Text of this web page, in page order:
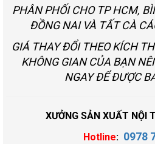
PHÂN PHỐI CHO TP HCM,
ĐỒNG NAI VÀ TẤT CÀ
GIÁ THAY ĐỔI THEO KÍCH
KHÔNG GIAN CỦA BẠN
NGAY ĐỂ ĐƯỢC
XƯỞNG SẢN XUẤT NỘI
Hotline: 0978